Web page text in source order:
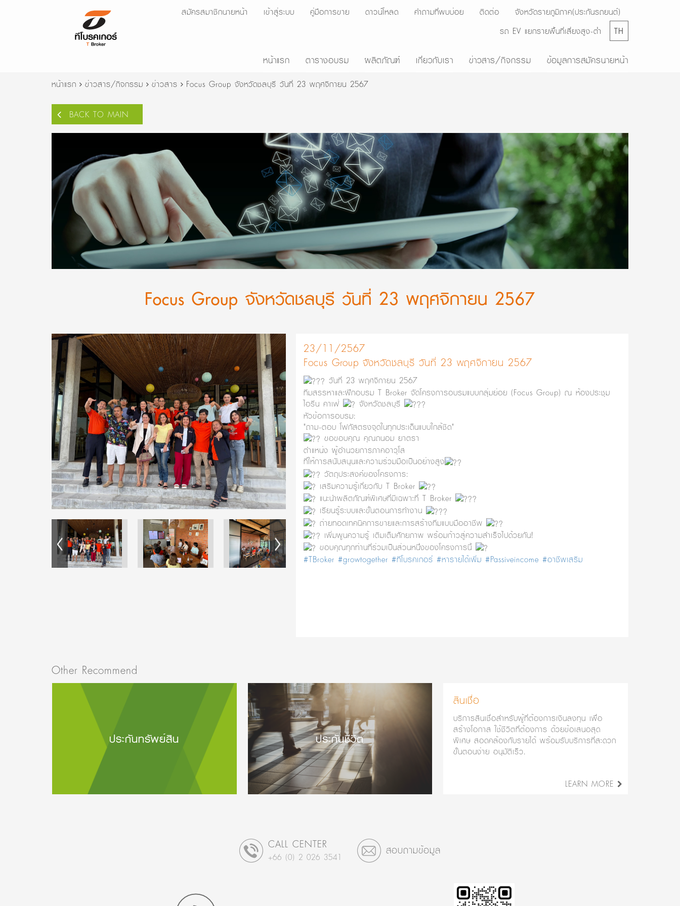
สมัครสมาชิกนายหน้า เข้าสู่ระบบ คู่มือการขาย ดาวน์โหลด คำถามที่พบบ่อย ติดต่อ
จังหวัดรายภูมิภาค(ประกันรถยนต์)
รถ EV แยกรายพื้นที่เสี่ยงสูง-ต่ำ
TH
หน้าแรก ตารางอบรม ผลิตภัณฑ์ เกี่ยวกับเรา ข่าวสาร/กิจกรรม ข้อมูลการสมัครนายหน้า
หน้าแรก ข่าวสาร/กิจกรรม ข่าวสาร Focus Group จังหวัดชลบุรี วันที่ 23 พฤศจิกายน 2567
BACK TO MAIN
Focus Group จังหวัดชลบุรี วันที่ 23 พฤศจิกายน 2567
23/11/2567
Focus Group จังหวัดชลบุรี วันที่ 23 พฤศจิกายน 2567
วันที่ 23 พฤศจิกายน 2567
ทีมสรรหาและฝึกอบรม T Broker จัดโครงการอบรมแบบกลุ่มย่อย (Focus Group) ณ ห้องประชุม
ไอรีน คาเฟ่
จังหวัดชลบุรี
หัวข้อการอบรม:
"ถาม-ตอบ โฟกัสตรงจุดในทุกประเด็นแบบใกล้ชิด"
ขอขอบคุณ คุณถนอม ยาตรา
ตำแหน่ง ผู้อำนวยการภาคอาวุโส
ที่ให้การสนับสนุนและความร่วมมือเป็นอย่างสูง
วัตถุประสงค์ของโครงการ:
เสริมความรู้เกี่ยวกับ T Broker
แนะนำผลิตภัณฑ์พิเศษที่มีเฉพาะที่ T Broker
เรียนรู้ระบบและขั้นตอนการทำงาน
ถ่ายทอดเทคนิคการขายและการสร้างทีมแบบมืออาชีพ
เพิ่มพูนความรู้ เติมเต็มศักยภาพ พร้อมก้าวสู่ความสำเร็จไปด้วยกัน!
ขอบคุณทุกท่านที่ร่วมเป็นส่วนหนึ่งของโครงการนี้
#TBroker #growtogether #ทีโบรคเกอร์ #หารายได้เพิ่ม #Passiveincome #อาชีพเสริม
Other Recommend
ประกันทรัพย์สิน ประกันชีวิต
สินเชื่อ
บริการสินเชื่อสำหรับผู้ที่ต้องการเงินลงทุน เพื่อ
สร้างโอกาส ใช้ชีวิตที่ต้องการ ด้วยข้อเสนอสุด
พิเศษ สอดคล้องกับรายได้ พร้อมรับบริการที่สะดวก
ขั้นตอนง่าย อนุมัติเร็ว.
LEARN MORE
CALL CENTER
+66 (0) 2 026 3541 สอบถามข้อมูล